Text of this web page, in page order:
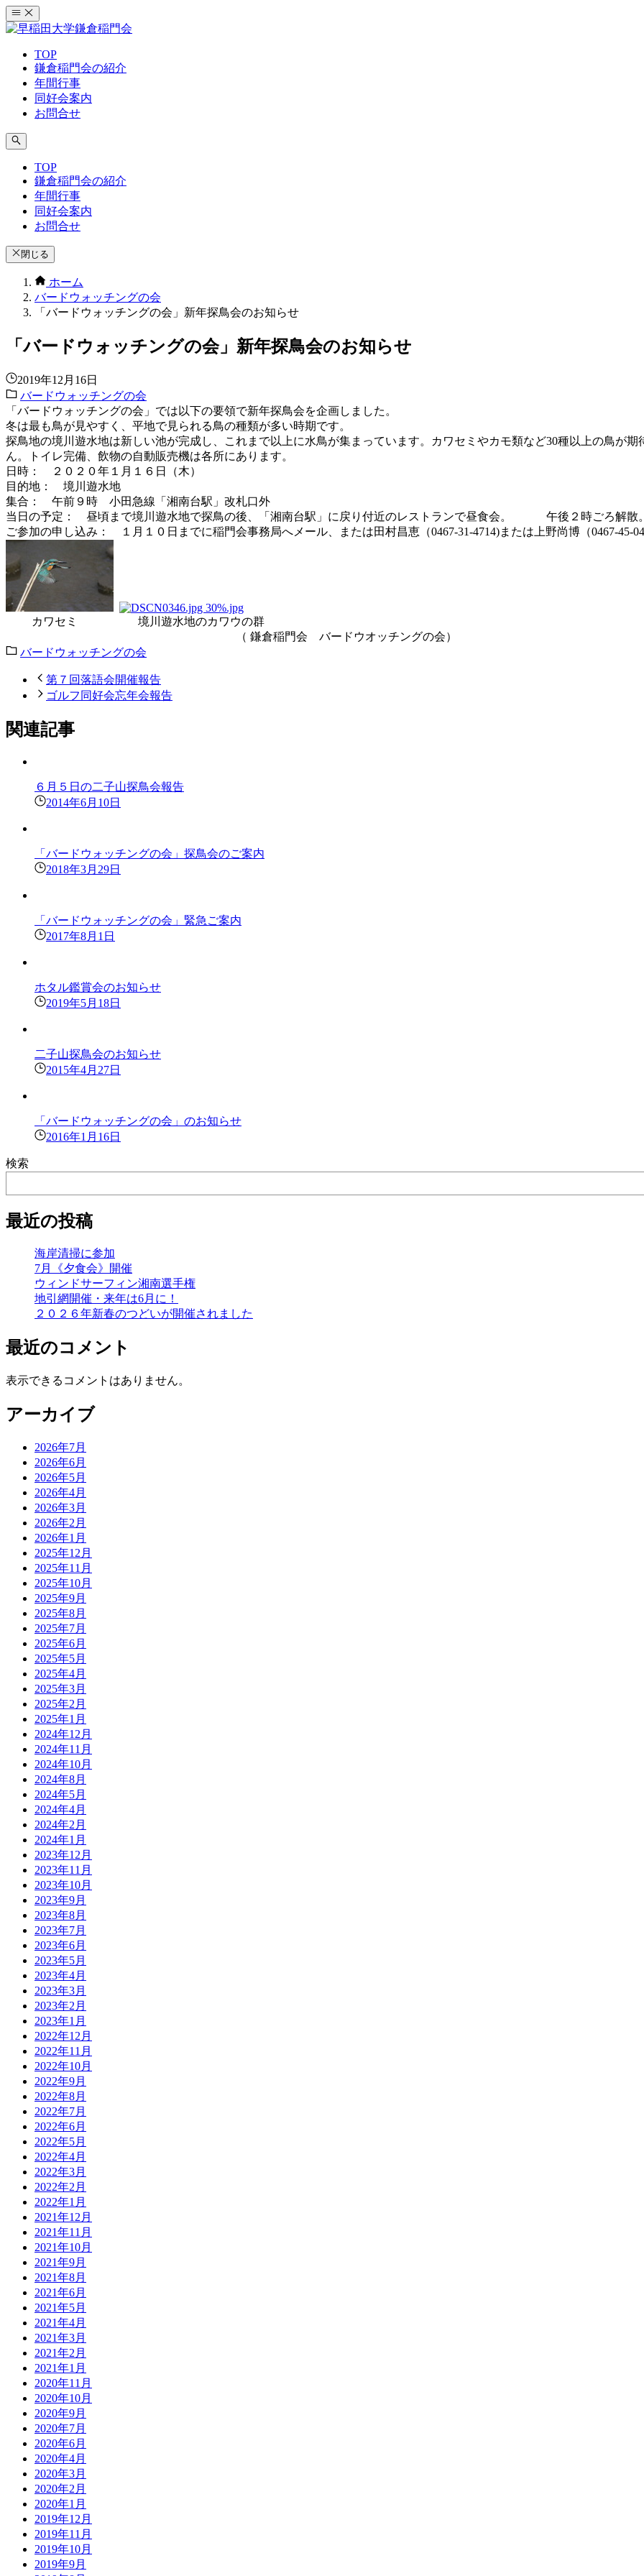
コ
ン
ッ
プ
TOP
鎌倉稲門会の紹介
年間行事
同好会案内
お問合せ
TOP
鎌倉稲門会の紹介
年間行事
同好会案内
お問合せ
閉じる
ホーム
バードウォッチングの会
「バードウォッチングの会」新年探鳥会のお知らせ
「バードウォッチングの会」新年探鳥会のお知らせ
2019年12月16日
バードウォッチングの会
「バードウォッチングの会」では以下の要領で新年探鳥会を企画しました。
冬は最も鳥が見やすく、平地で見られる鳥の種類が多い時期です。
探鳥地の境川遊水地は新しい池が完成し、これまで以上に水鳥が集まっています。カワセミやカモ類など30種以上の鳥が
ん。トイレ完備、飲物の自動販売機は各所にあります。
日時： ２０２０年１月１６日（木）
目的地： 境川遊水地
集合： 午前９時 小田急線「湘南台駅」改札口外
当日の予定： 昼頃まで境川遊水地で探鳥の後、「湘南台駅」に戻り付近のレストランで昼食会。 午後２時ごろ解散
ご参加の申し込み： １月１０日までに稲門会事務局へメール、または田村昌恵（0467-31-4714)または上野尚博（0467-45-
カワセミ 境川遊水地のカワウの群
（ 鎌倉稲門会 バードウオッチングの会）
バードウォッチングの会
第７回落語会開催報告
ゴルフ同好会忘年会報告
関連記事
６月５日の二子山探鳥会報告
2014年6月10日
「バードウォッチングの会」探鳥会のご案内
2018年3月29日
「バードウォッチングの会」緊急ご案内
2017年8月1日
ホタル鑑賞会のお知らせ
2019年5月18日
二子山探鳥会のお知らせ
2015年4月27日
「バードウォッチングの会」のお知らせ
2016年1月16日
検索
最近の投稿
海岸清掃に参加
7月《夕食会》開催
ウィンドサーフィン湘南選手権
地引網開催・来年は6月に！
２０２６年新春のつどいが開催されました
最近のコメント
表示できるコメントはありません。
アーカイブ
2026年7月
2026年6月
2026年5月
2026年4月
2026年3月
2026年2月
2026年1月
2025年12月
2025年11月
2025年10月
2025年9月
2025年8月
2025年7月
2025年6月
2025年5月
2025年4月
2025年3月
2025年2月
2025年1月
2024年12月
2024年11月
2024年10月
2024年8月
2024年5月
2024年4月
2024年2月
2024年1月
2023年12月
2023年11月
2023年10月
2023年9月
2023年8月
2023年7月
2023年6月
2023年5月
2023年4月
2023年3月
2023年2月
2023年1月
2022年12月
2022年11月
2022年10月
2022年9月
2022年8月
2022年7月
2022年6月
2022年5月
2022年4月
2022年3月
2022年2月
2022年1月
2021年12月
2021年11月
2021年10月
2021年9月
2021年8月
2021年6月
2021年5月
2021年4月
2021年3月
2021年2月
2021年1月
2020年11月
2020年10月
2020年9月
2020年7月
2020年6月
2020年4月
2020年3月
2020年2月
2020年1月
2019年12月
2019年11月
2019年10月
2019年9月